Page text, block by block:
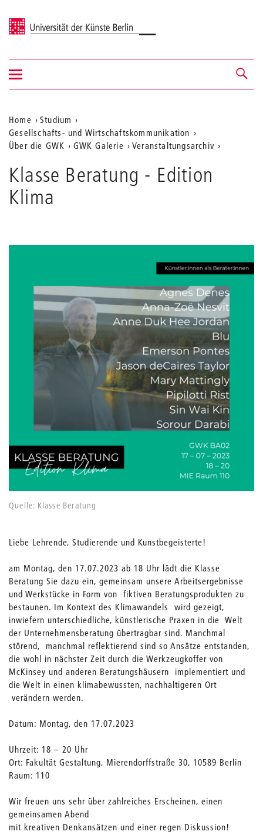
Universität der Künste Berlin
Navigation &
Suche
Navigation
ein-/ausblenden
Aktuelle
Position
der
Webseite
Home
Studium
Gesellschafts- und Wirtschaftskommunikation
Über die GWK
GWK Galerie Veranstaltungsarchiv
Klasse Beratung - Edition
Klima
Quelle: Klasse Beratung
Liebe Lehrende, Studierende und Kunstbegeisterte!
am Montag, den 17.07.2023 ab 18 Uhr lädt die Klasse
Beratung Sie dazu ein, gemeinsam unsere Arbeitsergebnisse
und Werkstücke in Form von fiktiven Beratungsprodukten zu
bestaunen. Im Kontext des Klimawandels wird gezeigt,
inwiefern unterschiedliche, künstlerische Praxen in die Welt
der Unternehmensberatung übertragbar sind. Manchmal
störend, manchmal reflektierend sind so Ansätze entstanden,
die wohl in nächster Zeit durch die Werkzeugkoffer von
McKinsey und anderen Beratungshäusern implementiert und
die Welt in einen klimabewussten, nachhaltigeren Ort
verändern werden.
Datum: Montag, den 17.07.2023
Uhrzeit: 18 – 20 Uhr
Ort: Fakultät Gestaltung, Mierendorffstraße 30, 10589 Berlin
Raum: 110
Wir freuen uns sehr über zahlreiches Erscheinen, einen
gemeinsamen Abend
mit kreativen Denkansätzen und einer regen Diskussion!